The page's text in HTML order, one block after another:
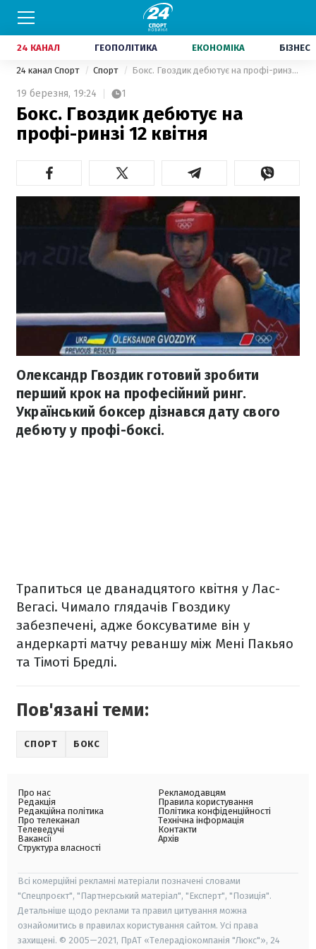
24 КАНАЛ ГЕОПОЛІТИКА ЕКОНОМІКА БІЗНЕС
24 канал Спорт Спорт Бокс. Гвоздик дебютує на профі-ринзі 12 квітня
19 березня, 19:24 1
Бокс. Гвоздик дебютує на
профі-ринзі 12 квітня
Олександр Гвоздик готовий зробити
перший крок на професійний ринг.
Український боксер дізнався дату свого
дебюту у профі-боксі.
Трапиться це дванадцятого квітня у Лас-
Вегасі. Чимало глядачів Гвоздику
забезпечені, адже боксуватиме він у
андеркарті матчу реваншу між Мені Пакьяо
та Тімоті Бредлі.
Пов'язані теми:
СПОРТ БОКС
Про нас
Редакція
Редакційна політика
Про телеканал
Телеведучі
Вакансії
Структура власності
Рекламодавцям
Правила користування
Політика конфіденційності
Технічна інформація
Контакти
Архів
Всі комерційні рекламні матеріали позначені словами
"Спецпроєкт", "Партнерський матеріал", "Експерт", "Позиція".
Детальніше щодо реклами та правил цитування можна
ознайомитись в правилах користування сайтом. Усі права
захищені. © 2005—2021, ПрАТ «Телерадіокомпанія "Люкс"», 24